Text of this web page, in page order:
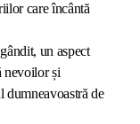
care încântă
un aspect
nevoilor și
dumneavoastră de